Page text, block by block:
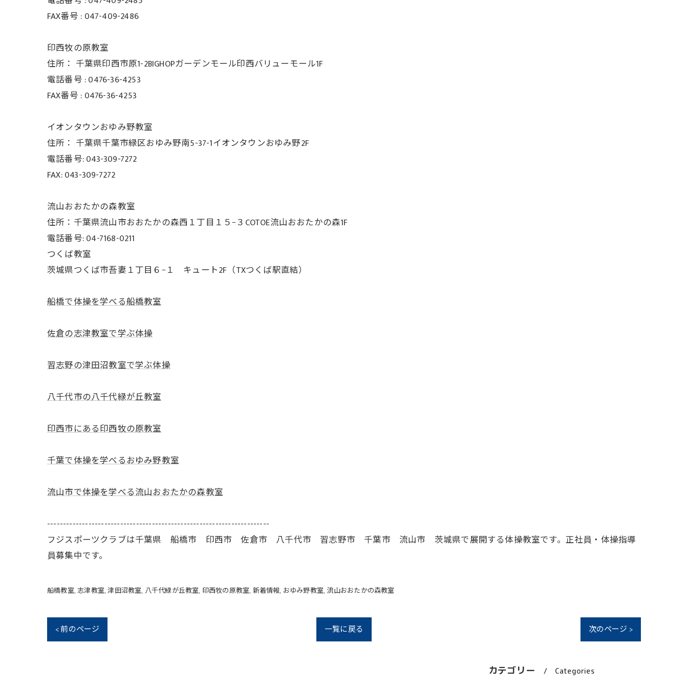
FAX番号 : 047-409-2486
印西牧の原教室
住所： 千葉県印西市原1-2BIGHOPガーデンモール印西バリューモール1F
電話番号 :0476-36-4253
FAX番号 : 0476-36-4253
イオンタウンおゆみ野教室
住所： 千葉県千葉市緑区おゆみ野南5-37-1イオンタウンおゆみ野2F
電話番号: 043-309-7272
FAX: 043-309-7272
流山おおたかの森教室
住所：千葉県流山市おおたかの森西１丁目１５−３COTOE流山おおたかの森1F
電話番号: 04-7168-0211
つくば教室
茨城県つくば市吾妻１丁目６−１ キュート2F（TXつくば駅直結）
船橋で体操を学べる船橋教室
佐倉の志津教室で学ぶ体操
習志野の津田沼教室で学ぶ体操
八千代市の八千代緑が丘教室
印西市にある印西牧の原教室
千葉で体操を学べるおゆみ野教室
流山市で体操を学べる流山おおたかの森教室
----------------------------------------------------------------------
フジスポーツクラブは千葉県 船橋市 印西市 佐倉市 八千代市 習志野市 千葉市 流山市 茨城県で展開する体操教室です。正社員・体操指導
員募集中です。
船橋教室 志津教室 津田沼教室 八千代緑が丘教室 印西牧の原教室 新着情報 おゆみ野教室 流山おおたかの森教室
< 前のページ 一覧に戻る 次のページ >
カテゴリー Categories